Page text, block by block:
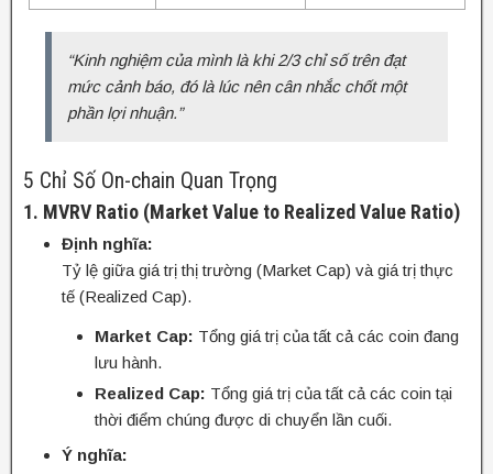
“Kinh nghiệm của mình là khi 2/3 chỉ số trên đạt
mức cảnh báo, đó là lúc nên cân nhắc chốt một
phần lợi nhuận.”
5 Chỉ Số On-chain Quan Trọng
1. MVRV Ratio (Market Value to Realized Value Ratio)
Định nghĩa:
Tỷ lệ giữa giá trị thị trường (Market Cap) và giá trị thực
tế (Realized Cap).
Market Cap: Tổng giá trị của tất cả các coin đang
lưu hành.
Realized Cap: Tổng giá trị của tất cả các coin tại
thời điểm chúng được di chuyển lần cuối.
Ý nghĩa: